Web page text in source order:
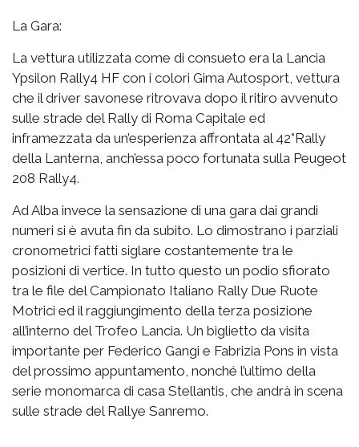
La Gara:
La vettura utilizzata come di consueto era la Lancia
Ypsilon Rally4 HF con i colori Gima Autosport, vettura
che il driver savonese ritrovava dopo il ritiro avvenuto
sulle strade del Rally di Roma Capitale ed
inframezzata da un’esperienza affrontata al 42°Rally
della Lanterna, anch’essa poco fortunata sulla Peugeot
208 Rally4.
Ad Alba invece la sensazione di una gara dai grandi
numeri si è avuta fin da subito. Lo dimostrano i parziali
cronometrici fatti siglare costantemente tra le
posizioni di vertice. In tutto questo un podio sfiorato
tra le file del Campionato Italiano Rally Due Ruote
Motrici ed il raggiungimento della terza posizione
all’interno del Trofeo Lancia. Un biglietto da visita
importante per Federico Gangi e Fabrizia Pons in vista
del prossimo appuntamento, nonché l’ultimo della
serie monomarca di casa Stellantis, che andrà in scena
sulle strade del Rallye Sanremo.